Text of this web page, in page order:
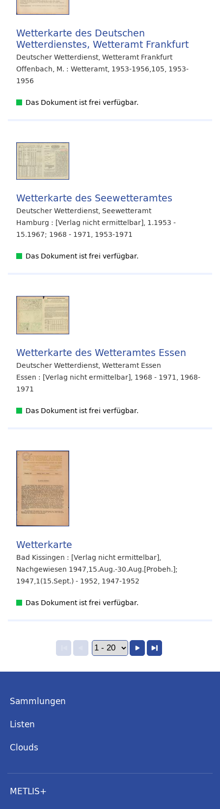
Das Dokument ist frei verfügbar.
Wetterkarte des Deutschen
Wetterdienstes, Wetteramt Frankfurt
Deutscher Wetterdienst, Wetteramt Frankfurt
Offenbach, M. : Wetteramt, 1953-1956,105, 1953-
1956
Das Dokument ist frei verfügbar.
Wetterkarte des Seewetteramtes
Deutscher Wetterdienst, Seewetteramt
Hamburg : [Verlag nicht ermittelbar], 1.1953 -
15.1967; 1968 - 1971, 1953-1971
Das Dokument ist frei verfügbar.
Wetterkarte des Wetteramtes Essen
Deutscher Wetterdienst, Wetteramt Essen
Essen : [Verlag nicht ermittelbar], 1968 - 1971, 1968-
1971
Das Dokument ist frei verfügbar.
Wetterkarte
Bad Kissingen : [Verlag nicht ermittelbar],
Nachgewiesen 1947,15.Aug.-30.Aug.[Probeh.];
1947,1(15.Sept.) - 1952, 1947-1952
Sammlungen
Listen
Clouds
METLIS+